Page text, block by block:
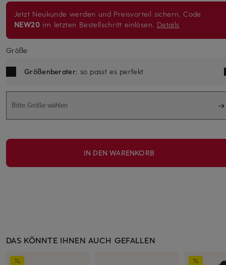
Jetzt Neukunde werden und Preisvorteil sichern. Code
NEW20 im letzten Bestellschritt einlösen. Details
Größe
Größenberater: so passt es perfekt
Bitte Größe wählen
IN DEN WARENKORB
DAS KÖNNTE IHNEN AUCH GEFALLEN